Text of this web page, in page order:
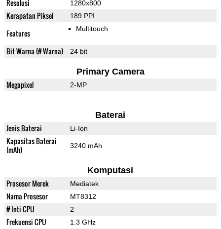
Resolusi 1280x800
Kerapatan Piksel 189 PPI
Features Multitouch
Bit Warna (# Warna) 24 bit
Primary Camera
Megapixel 2-MP
Baterai
Jenis Baterai Li-Ion
Kapasitas Baterai
(mAh)
3240 mAh
Komputasi
Prosesor Merek Mediatek
Nama Prosesor MT8312
# Inti CPU 2
Frekuensi CPU 1.3 GHz